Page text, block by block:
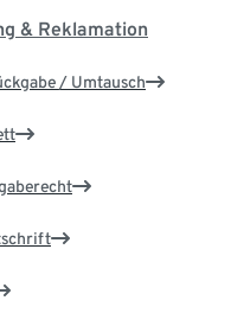
& Reklamation
/ Umtausch